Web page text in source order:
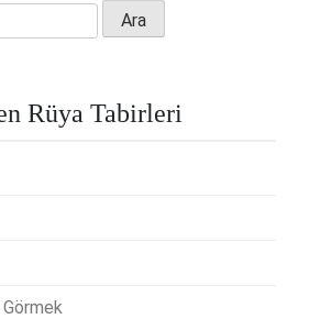
Rüya Tabirleri